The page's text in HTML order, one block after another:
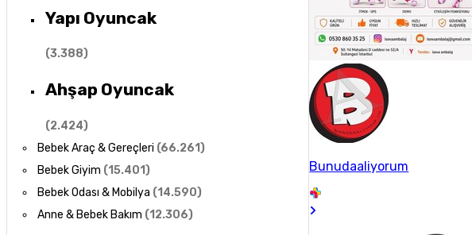
Yapı Oyuncak
(3.388)
Ahşap Oyuncak
(2.424)
Bebek Araç & Gereçleri (66.261)
Bebek Giyim (15.401)
Bebek Odası & Mobilya (14.590)
Anne & Bebek Bakım (12.306)
Bunudaaliyorum